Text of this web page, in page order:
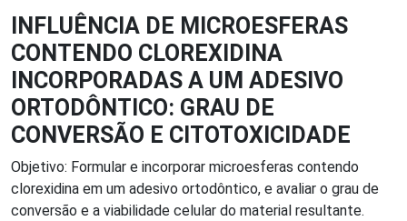
INFLUÊNCIA DE MICROESFERAS
CONTENDO CLOREXIDINA
INCORPORADAS A UM ADESIVO
ORTODÔNTICO: GRAU DE
CONVERSÃO E CITOTOXICIDADE
Objetivo: Formular e incorporar microesferas contendo
clorexidina em um adesivo ortodôntico, e avaliar o grau de
conversão e a viabilidade celular do material resultante.